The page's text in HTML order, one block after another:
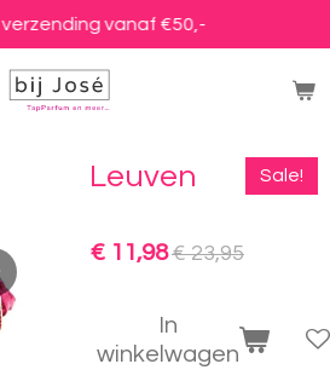
vanaf €50,-
Leuven Sale!
€ 11,98€ 23,95
In
winkelwagen